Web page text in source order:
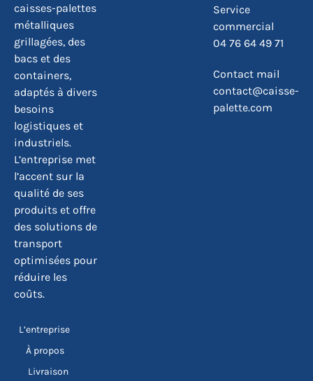
caisses-palettes
métalliques
grillagées, des
bacs et des
containers,
adaptés à divers
besoins
logistiques et
industriels.
L’entreprise met
l’accent sur la
qualité de ses
produits et offre
des solutions de
transport
optimisées pour
réduire les
coûts.
L’entreprise
À propos
Livraison
Service
commercial
04 76 64 49 71
Contact mail
contact@caisse-
palette.com